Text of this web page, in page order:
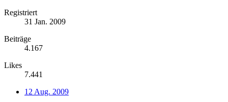
Registriert
31 Jan. 2009
Beiträge
4.167
Likes
7.441
12 Aug. 2009